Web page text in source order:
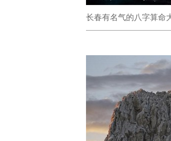
长春有名气的八字算命